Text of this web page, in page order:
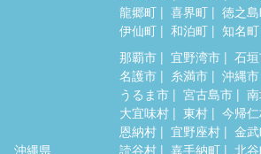
龍郷町
喜界町 徳之
伊仙町
和泊町 知名町
沖縄県
那覇市 宜野湾市 石
名護市
糸満市 沖縄市
うるま市
宮古島市
大宜味村
東村 今帰
恩納村
宜野座村 金
読谷村
嘉手納町 北